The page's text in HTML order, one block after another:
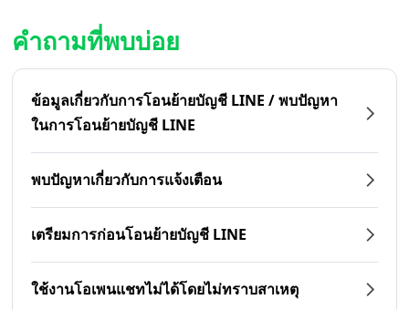
คำถามที่พบบ่อย
ข้อมูลเกี่ยวกับการโอนย้ายบัญชี LINE / พบปัญหา
ในการโอนย้ายบัญชี LINE
พบปัญหาเกี่ยวกับการแจ้งเตือน
เตรียมการก่อนโอนย้ายบัญชี LINE
ใช้งานโอเพนแชทไม่ได้โดยไม่ทราบสาเหตุ